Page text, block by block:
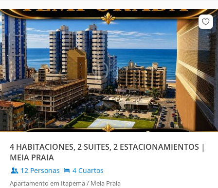
4 HABITACIONES, 2 SUITES, 2 ESTACIONAMIENTOS |
MEIA PRAIA
12 Personas 4 Cuartos
Apartamento em Itapema / Meia Praia